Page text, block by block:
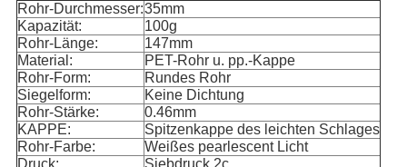
Rohr-Durchmesser:35mm
Kapazität:
100g
Rohr-Länge:
147mm
Material:
PET-Rohr u. pp.-Kappe
Rohr-Form:
Rundes Rohr
Siegelform:
Keine Dichtung
Rohr-Stärke:
0.46mm
KAPPE:
Spitzenkappe des leichten Schlages
Rohr-Farbe:
Weißes pearlescent Licht